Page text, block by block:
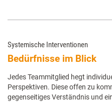
Systemische Interventionen
Bedürfnisse im Blick
Jedes Teammitglied hegt
Perspektiven. Diese offen zu
gegenseitiges Verständnis und